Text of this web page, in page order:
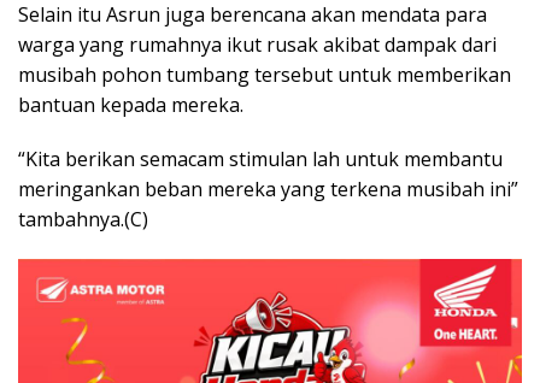
Selain itu Asrun juga berencana akan mendata para
warga yang rumahnya ikut rusak akibat dampak dari
musibah pohon tumbang tersebut untuk memberikan
bantuan kepada mereka.
“Kita berikan semacam stimulan lah untuk membantu
meringankan beban mereka yang terkena musibah ini”
tambahnya.(C)